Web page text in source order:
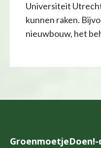
Universiteit
kunnen raken.
nieuwbouw, het
GroenmoetjeDoen!-